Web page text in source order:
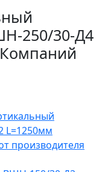
250/30-Д4